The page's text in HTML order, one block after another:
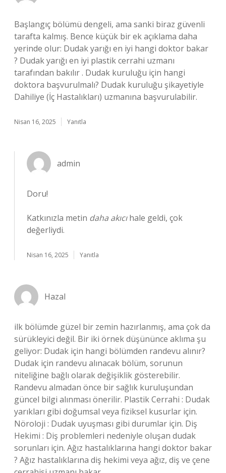
Başlangıç bölümü dengeli, ama sanki biraz güvenli
tarafta kalmış. Bence küçük bir ek açıklama daha
yerinde olur: Dudak yarığı en iyi hangi doktor bakar
? Dudak yarığı en iyi plastik cerrahi uzmanı
tarafından bakılır . Dudak kuruluğu için hangi
doktora başvurulmalı? Dudak kuruluğu şikayetiyle
Dahiliye (İç Hastalıkları) uzmanına başvurulabilir.
Nisan 16, 2025 Yanıtla
admin
Doru!
Katkınızla metin daha akıcıhale geldi, çok
değerliydi.
Nisan 16, 2025 Yanıtla
Hazal
ilk bölümde güzel bir zemin hazırlanmış, ama çok da
sürükleyici değil. Bir iki örnek düşününce aklıma şu
geliyor: Dudak için hangi bölümden randevu alınır?
Dudak için randevu alınacak bölüm, sorunun
niteliğine bağlı olarak değişiklik gösterebilir.
Randevu almadan önce bir sağlık kuruluşundan
güncel bilgi alınması önerilir. Plastik Cerrahi : Dudak
yarıkları gibi doğumsal veya fiziksel kusurlar için.
Nöroloji : Dudak uyuşması gibi durumlar için. Diş
Hekimi : Diş problemleri nedeniyle oluşan dudak
sorunları için. Ağız hastalıklarına hangi doktor bakar
? Ağız hastalıklarına diş hekimi veya ağız, diş ve çene